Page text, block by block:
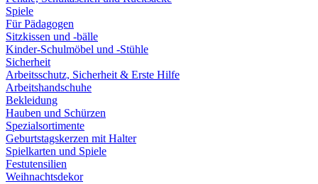
Spiele
Für Pädagogen
Sitzkissen und -bälle
Kinder-Schulmöbel und -Stühle
Sicherheit
Arbeitsschutz, Sicherheit & Erste Hilfe
Arbeitshandschuhe
Bekleidung
Hauben und Schürzen
Spezialsortimente
Geburtstagskerzen mit Halter
Spielkarten und Spiele
Festutensilien
Weihnachtsdekor